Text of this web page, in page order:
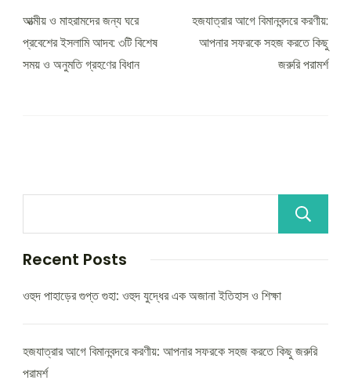
আত্মীয় ও মাহরামদের জন্য ঘরে
প্রবেশের ইসলামি আদব: ৩টি বিশেষ
সময় ও অনুমতি গ্রহণের বিধান
হজযাত্রার আগে বিমানবন্দরে করণীয়:
আপনার সফরকে সহজ করতে কিছু
জরুরি পরামর্শ
Recent Posts
ওহুদ পাহাড়ের গুপ্ত গুহা: ওহুদ যুদ্ধের এক অজানা ইতিহাস ও শিক্ষা
হজযাত্রার আগে বিমানবন্দরে করণীয়: আপনার সফরকে সহজ করতে কিছু জরুরি
পরামর্শ